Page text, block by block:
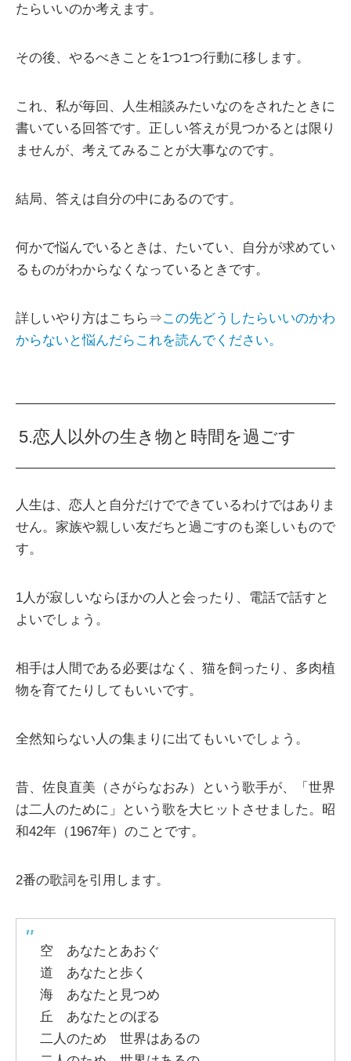
たらいいのか考えます。
その後、やるべきことを1つ1つ行動に移します。
これ、私が毎回、人生相談みたいなのをされたときに
書いている回答です。正しい答えが見つかるとは限り
ませんが、考えてみることが大事なのです。
結局、答えは自分の中にあるのです。
何かで悩んでいるときは、たいてい、自分が求めてい
るものがわからなくなっているときです。
詳しいやり方はこちら⇒この先どうしたらいいのかわ
からないと悩んだらこれを読んでください。
5.恋人以外の生き物と時間を過ごす
人生は、恋人と自分だけでできているわけではありま
せん。家族や親しい友だちと過ごすのも楽しいもので
す。
1人が寂しいならほかの人と会ったり、電話で話すと
よいでしょう。
相手は人間である必要はなく、猫を飼ったり、多肉植
物を育てたりしてもいいです。
全然知らない人の集まりに出てもいいでしょう。
昔、佐良直美（さがらなおみ）という歌手が、「世界
は二人のために」という歌を大ヒットさせました。昭
和42年（1967年）のことです。
2番の歌詞を引用します。
空 あなたとあおぐ
道 あなたと歩く
海 あなたと見つめ
丘 あなたとのぼる
二人のため 世界はあるの